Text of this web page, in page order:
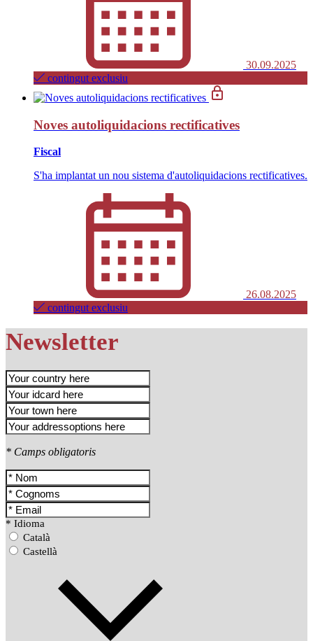
30.09.2025
contingut exclusiu
Noves autoliquidacions rectificatives
Fiscal
S'ha implantat un nou sistema d'autoliquidacions rectificatives.
26.08.2025
contingut exclusiu
Newsletter
* Camps obligatoris
* Idioma
Català
Castellà